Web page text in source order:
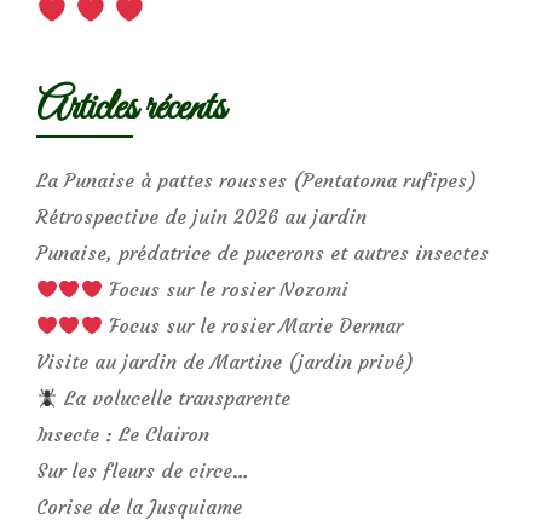
Articles récents
La Punaise à pattes rousses (Pentatoma rufipes)
Rétrospective de juin 2026 au jardin
Punaise, prédatrice de pucerons et autres insectes
Focus sur le rosier Nozomi
Focus sur le rosier Marie Dermar
Visite au jardin de Martine (jardin privé)
La volucelle transparente
Insecte : Le Clairon
Sur les fleurs de circe…
Corise de la Jusquiame